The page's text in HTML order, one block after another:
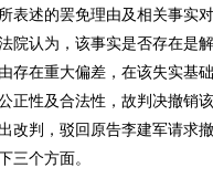
表述的罢免理由及相关事实
院认为，该事实是否存在是
存在重大偏差，在该失实基
正性及合法性，故判决撤销
改判，驳回原告李建军请求
三个方面。